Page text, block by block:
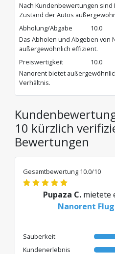
Nach Kundenbewertungen sind
Zustand der Autos
Abholung/Abgabe
10.0
Das Abholen und Abgeben von
außergewöhnlich effizient.
Preiswertigkeit
10.0
Nanorent bietet
Verhältnis.
10 kürzlich
Bewertungen
Gesamtbewertung 10.0/10
Pupaza C. mietete
Nanorent
Sauberkeit
Kundenerlebnis